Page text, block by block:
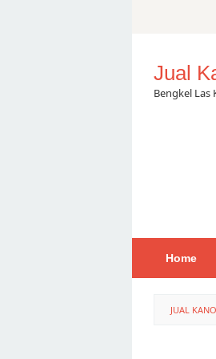
Jual
Bengkel Las
Home
JUAL